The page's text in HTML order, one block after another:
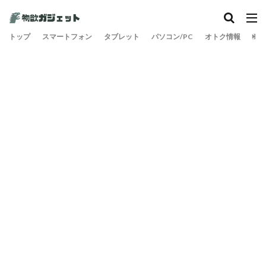
トップ スマートフォン タブレット パソコン/PC オトク情報 旅